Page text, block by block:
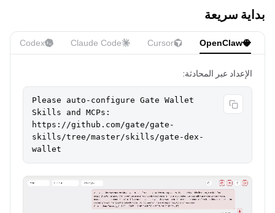
بداية سريعة
OpenClaw
Cursor
Claude Code
Codex
الإعداد عبر المحادثة:
Please auto-configure Gate Wallet
Skills and MCPs:
https://github.com/gate/gate-
skills/tree/master/skills/gate-dex-
wallet